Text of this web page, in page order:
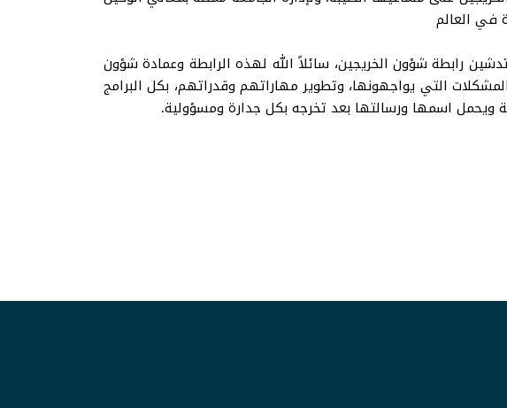
في العالم
رابطة شؤون الخريجين، سائلاً الله لهذه الرابطة وعمادة شؤون
التي يواجهونها، وتطوير مهاراتهم وقدراتهم، بكل البرامج
ويحمل اسمها ورسالتها بعد تخرجه بكل جدارة ومسؤولية.